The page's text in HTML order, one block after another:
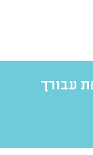
עבורך